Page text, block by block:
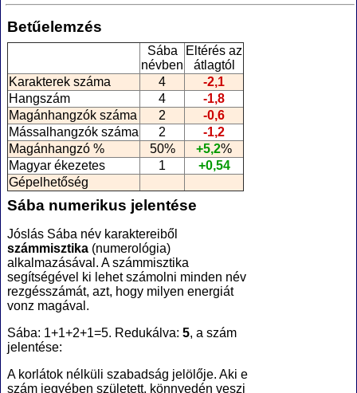
Betűelemzés
Sába
névben
Eltérés az
átlagtól
Karakterek száma
4
-2,1
Hangszám
4
-1,8
Magánhangzók száma
2
-0,6
Mássalhangzók száma
2
-1,2
Magánhangzó %
50% +5,2%
Magyar ékezetes
1
+0,54
Gépelhetőség
Sába numerikus jelentése
Jóslás Sába név karaktereiből
számmisztika (numerológia)
alkalmazásával. A számmisztika
segítségével ki lehet számolni minden név
rezgésszámát, azt, hogy milyen energiát
vonz magával.
Sába: 1+1+2+1=5. Redukálva: 5, a szám
jelentése:
A korlátok nélküli szabadság jelölője. Aki e
szám jegyében született, könnyedén veszi